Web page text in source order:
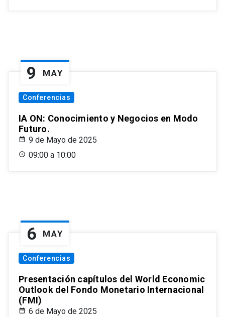
9 MAY
Conferencias
IA ON: Conocimiento y Negocios en Modo
Futuro.
9 de Mayo de 2025
09:00 a 10:00
6 MAY
Conferencias
Presentación capítulos del World Economic
Outlook del Fondo Monetario Internacional
(FMI)
6 de Mayo de 2025